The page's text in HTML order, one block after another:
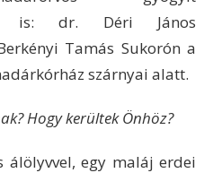
is: dr. Déri János
Tamás Sukorón a
szárnyai alatt.
Hogy kerültek Önhöz?
álölyvvel, egy maláj erdei